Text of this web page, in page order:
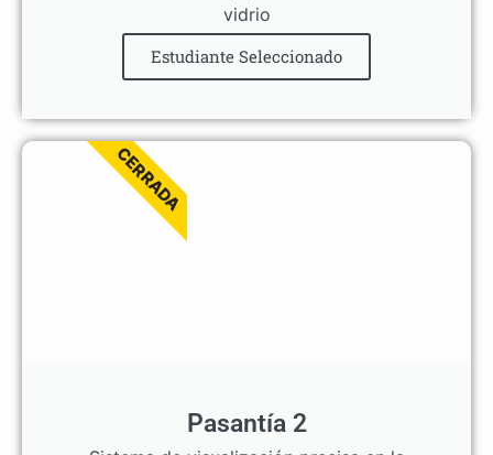
vidrio
Estudiante Seleccionado
Pasantía 2
CERRADA